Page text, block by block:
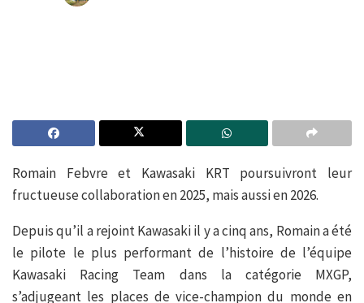
Romain Febvre et Kawasaki KRT poursuivront leur
fructueuse collaboration en 2025, mais aussi en 2026.
Depuis qu’il a rejoint Kawasaki il y a cinq ans, Romain a été
le pilote le plus performant de l’histoire de l’équipe
Kawasaki Racing Team dans la catégorie MXGP,
s’adjugeant les places de vice-champion du monde en